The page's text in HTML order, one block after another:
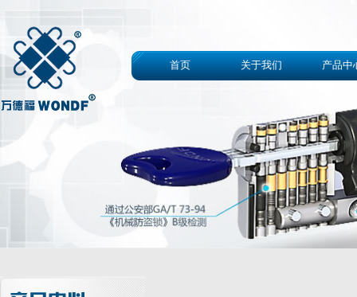
首页 关于我们 产品中